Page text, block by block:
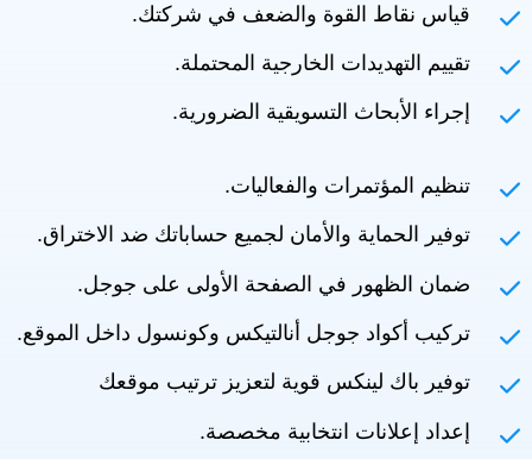
قياس نقاط القوة والضعف في شركتك.
تقييم التهديدات الخارجية المحتملة.
إجراء الأبحاث التسويقية الضرورية.
تنظيم المؤتمرات والفعاليات.
توفير الحماية والأمان لجميع حساباتك ضد الاختراق.
ضمان الظهور في الصفحة الأولى على جوجل.
تركيب أكواد جوجل أنالتيكس وكونسول داخل الموقع.
توفير باك لينكس قوية لتعزيز ترتيب موقعك
إعداد إعلانات انتخابية مخصصة.